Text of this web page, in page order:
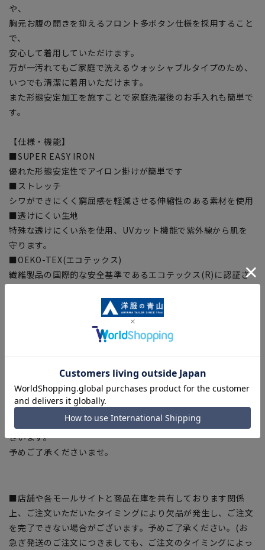
や、
胸元お腹の開きを抑えるフロント多ボタン仕様を採用すること
で、
安心して着用していただけます。
万が一汚れてもご家庭で洗えるウォッシャブルタイプのため、
いつでも清潔に着用いただけます。
また形態安定加工を施すことで家庭洗濯後のお手入れも簡単で
す。
【仕様・機能】
■SUPER EASY IRON
優れた形態安定性でアイロン掛けが簡単です
■ストレッチ
シワができにくく窮屈感を軽減させる伸縮性のある素材を使用
■透けにくい生地
特殊な透けにくい糸を使用、UVカット機能で紫外線から肌を
守ります。
■OEKO-TEX(エコテックス)
繊維製品の国際的な安全基準であるエコテックス(R)に認証さ
生地から付属まですべてが厳しい基準をクリアした素材を使
安全を安心して着用いただけます。
■平置き・メジャーでの採寸の為、
素材や仕様等により実際の商品とサイズ表に若干の誤差が生じ
る場合がございます。
■モニター・パソコン環境により色味に誤差が生じる場合がご
ざいます。
予めご了承くださいませ。
■店舗や各モールサイトと商品在庫を共有しております関係
上、ご注文いただいたタイミングにより欠品が発生し、ご注文
を完了できない場合がございます。予めご了承ください。(お
急ぎ発送のご注文につきましても、ご注文のタイミングによっ